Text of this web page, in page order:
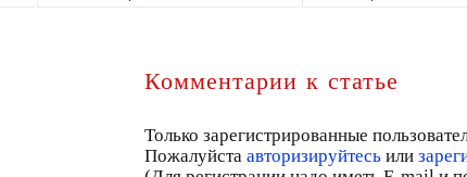
Комментарии к статье
Только зарегистрированные
Пожалуйста авторизируйтесь или